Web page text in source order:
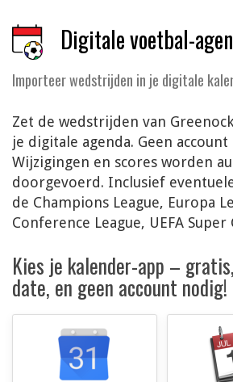
Digitale voetbal-
Importeer wedstrijden in je digitale
Zet de wedstrijden van
je digitale agenda. Geen account
Wijzigingen en scores worden
doorgevoerd. Inclusief
de Champions League, Europa
Conference League, UEFA Super
Kies je kalender-app –
date, en geen account nodig!